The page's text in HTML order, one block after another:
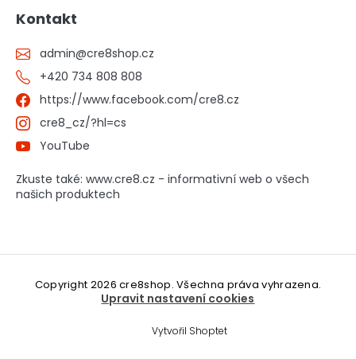
Kontakt
admin@cre8shop.cz
+420 734 808 808
https://www.facebook.com/cre8.cz
cre8_cz/?hl=cs
YouTube
Zkuste také: www.cre8.cz - informativní web o všech
našich produktech
Vytvořil Shoptet
Copyright 2026cre8shop. Všechna práva vyhrazena.
Upravit nastavení cookies